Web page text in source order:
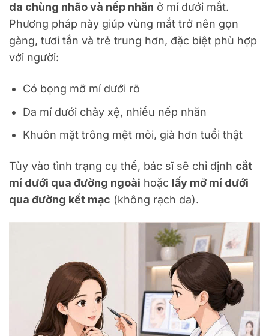
da chùng nhão và nếp nhăn ở mí dưới mắt.
Phương pháp này giúp vùng mắt trở nên gọn
gàng, tươi tắn và trẻ trung hơn, đặc biệt phù hợp
với người:
Có bọng mỡ mí dưới rõ
Da mí dưới chảy xệ, nhiều nếp nhăn
Khuôn mặt trông mệt mỏi, già hơn tuổi thật
Tùy vào tình trạng cụ thể, bác sĩ sẽ chỉ định cắt
mí dưới qua đường ngoài hoặc lấy mỡ mí dưới
qua đường kết mạc (không rạch da).